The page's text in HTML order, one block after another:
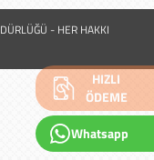
HIZLI
ÖDEME
Whatsapp
- HER HAKKI